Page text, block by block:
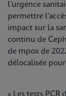
l’urgence
permettre
impact sur la
continu de
de mpox de
délocalisée
« Les tests